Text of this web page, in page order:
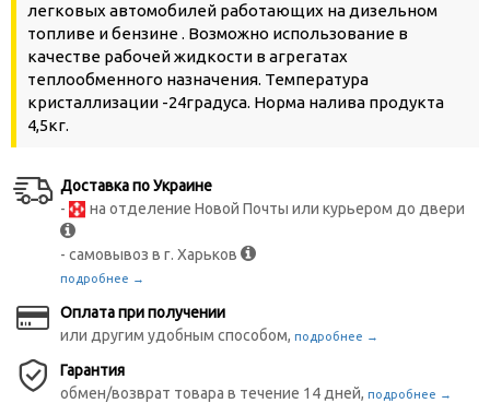
легковых автомобилей работающих на дизельном
топливе и бензине . Возможно использование в
качестве рабочей жидкости в агрегатах
теплообменного назначения. Температура
кристаллизации -24градуса. Норма налива продукта
4,5кг.
Доставка по Украине
-
на отделение Новой Почты или курьером до двери
- самовывоз в г. Харьков
подробнее →
Оплата при получении
или другим удобным способом, подробнее →
Гарантия
обмен/возврат товара в течение 14 дней, подробнее →